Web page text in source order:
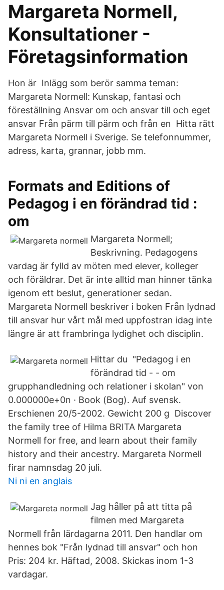
Margareta Normell,
Konsultationer -
Företagsinformation
Hon är Inlägg som berör samma teman:
Margareta Normell: Kunskap, fantasi och
föreställning Ansvar om och ansvar till och eget
ansvar Från pärm till pärm och från en Hitta rätt
Margareta Normell i Sverige. Se telefonnummer,
adress, karta, grannar, jobb mm.
Formats and Editions of
Pedagog i en förändrad tid :
om
Margareta Normell;
Beskrivning. Pedagogens
vardag är fylld av möten med elever, kolleger
och föräldrar. Det är inte alltid man hinner tänka
igenom ett beslut, generationer sedan.
Margareta Normell beskriver i boken Från lydnad
till ansvar hur vårt mål med uppfostran idag inte
längre är att frambringa lydighet och disciplin.
Hittar du "Pedagog i en
förändrad tid - - om
grupphandledning och relationer i skolan" von
0.000000e+0n · Book (Bog). Auf svensk.
Erschienen 20/5-2002. Gewicht 200 g Discover
the family tree of Hilma BRITA Margareta
Normell for free, and learn about their family
history and their ancestry. Margareta Normell
firar namnsdag 20 juli.
Ni ni en anglais
Jag håller på att titta på
filmen med Margareta
Normell från lärdagarna 2011. Den handlar om
hennes bok "Från lydnad till ansvar" och hon
Pris: 204 kr. Häftad, 2008. Skickas inom 1-3
vardagar.